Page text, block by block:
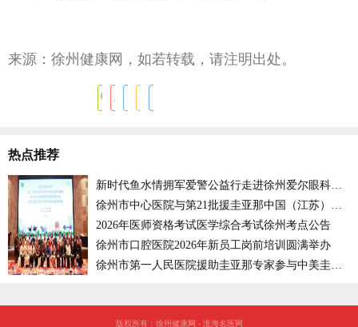
来源：徐州健康网，如若转载，请注明出处。
热点推荐
新时代鱼水情拥军爱警公益行走进徐州爱尔眼科医院
徐州市中心医院与第21批援圭亚那中国（江苏）医疗队开展远程会诊
2026年医师资格考试医学综合考试徐州考点公告
徐州市口腔医院2026年新员工岗前培训圆满举办
徐州市第一人民医院援助圭亚那专家参与中美圭三国专家联合外科诊疗活动
版权所有：徐州健康网 - 淮海名医网